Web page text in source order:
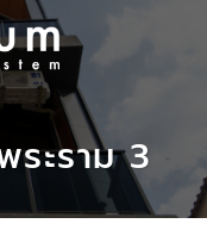
ะราม 3